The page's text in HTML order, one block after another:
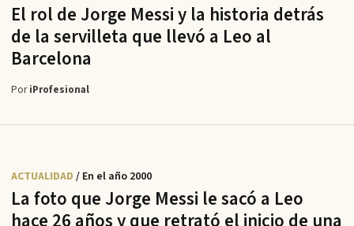
El rol de Jorge Messi y la historia detrás
de la servilleta que llevó a Leo al
Barcelona
PoriProfesional
La foto que Jorge Messi le sacó a Leo
hace 26 años y que retrató el inicio de una
ACTUALIDAD / En el año 2000